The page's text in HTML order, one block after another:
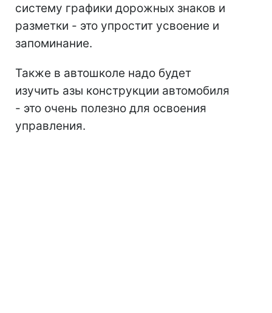
систему графики дорожных знаков и
разметки - это упростит усвоение и
запоминание.
Также в автошколе надо будет
изучить азы конструкции автомобиля
- это очень полезно для освоения
управления.